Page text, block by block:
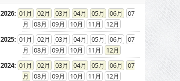
2026: 01 02 03 04 05 06
07
08
09 10 11
12
2025: 01 02 03 04 05 06
07
08
09 10 11
12
2024: 01 02 03 04 05 06
07
08
09 10 11
12